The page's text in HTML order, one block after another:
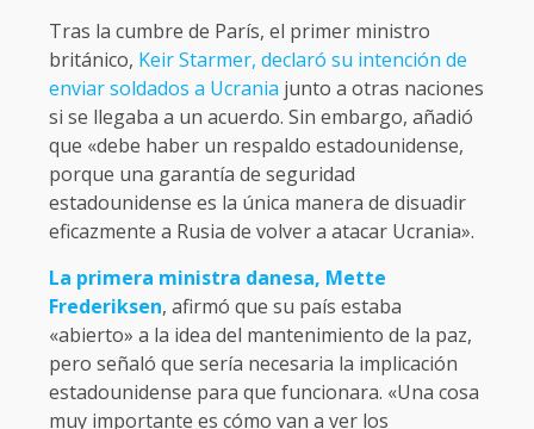
Tras la cumbre de París, el primer ministro
británico, Keir Starmer, declaró su intención de
enviar soldados a Ucrania junto a otras naciones
si se llegaba a un acuerdo. Sin embargo, añadió
que «debe haber un respaldo estadounidense,
porque una garantía de seguridad
estadounidense es la única manera de disuadir
eficazmente a Rusia de volver a atacar Ucrania».
La primera ministra danesa, Mette
Frederiksen, afirmó que su país estaba
«abierto» a la idea del mantenimiento de la paz,
pero señaló que sería necesaria la implicación
estadounidense para que funcionara. «Una cosa
muy importante es cómo van a ver los